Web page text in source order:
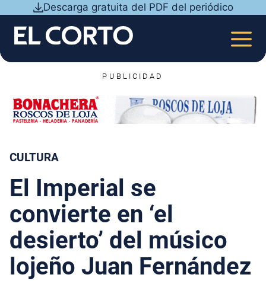
contenido
Descarga gratuita del PDF del periódico
PUBLICIDAD
CULTURA
El Imperial se
convierte en ‘el
desierto’ del músico
lojeño Juan Fernández